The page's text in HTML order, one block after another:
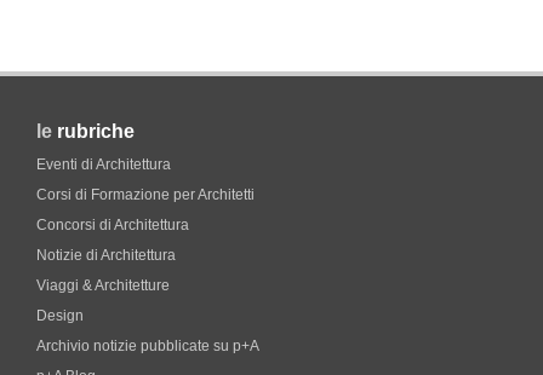
le rubriche
Eventi di Architettura
Corsi di Formazione per Architetti
Concorsi di Architettura
Notizie di Architettura
Viaggi & Architetture
Design
Archivio notizie pubblicate su p+A